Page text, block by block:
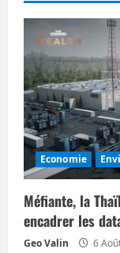
o
n
d
’
a
r
t
Economie
Méfiante, la
encadrer les
Geo Valin 6